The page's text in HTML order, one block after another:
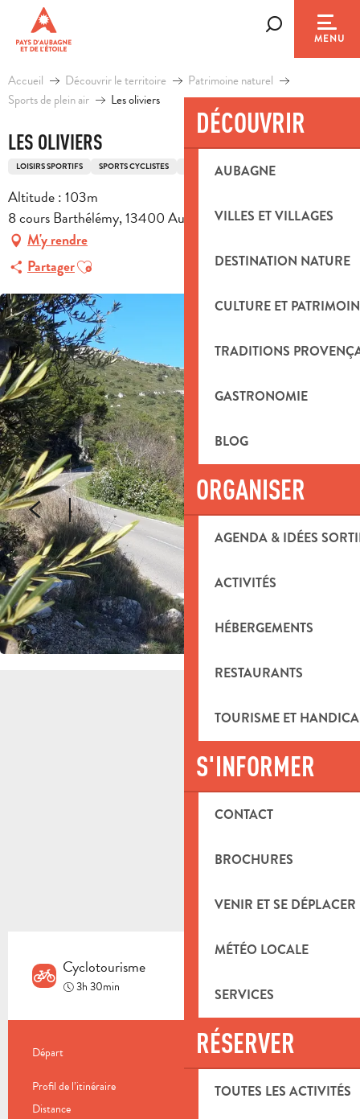
contenu
principal
MENU
DÉCOUVRIR
AUBAGNE
VILLES ET VILLAGES
DESTINATION NATURE
CULTURE ET
TRADITIONS
GASTRONOMIE
BLOG
ORGANISER
AGENDA & IDÉES
ACTIVITÉS
HÉBERGEMENTS
RESTAURANTS
TOURISME ET
S'INFORMER
CONTACT
BROCHURES
VENIR ET SE DÉPLACER
MÉTÉO LOCALE
SERVICES
RÉSERVER
TOUTES LES ACTIVITÉS
Accueil Découvrir le territoire
Patrimoine naturel
Sports de plein air
Les oliviers
LES OLIVIERS
LOISIRS SPORTIFS SPORTS CYCLISTES ITINÉRAIRE CYCLO
Altitude : 103m
8 cours Barthélémy, 13400 Aubagne
M'y rendre
PartagerAjouter aux favoris
Cyclotourisme
3h 30min
INFORMATIONS PRATIQUES
Départ Aubagne
Profil de l’itinéraire Boucle
Distance